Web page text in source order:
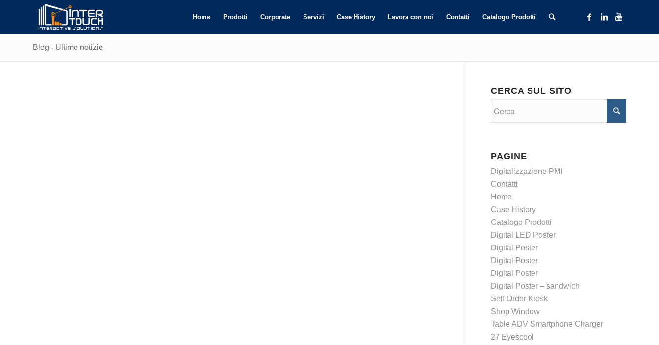
Home Prodotti Corporate Servizi Case History Lavora con noi Contatti Catalogo Prodotti
Blog - Ultime notizie
CERCA SUL SITO
PAGINE
Digitalizzazione PMI
Contatti
Home
Case History
Catalogo Prodotti
Digital LED Poster
Digital Poster
Digital Poster
Digital Poster
Digital Poster – sandwich
Self Order Kiosk
Shop Window
Table ADV Smartphone Charger
27 Eyescool